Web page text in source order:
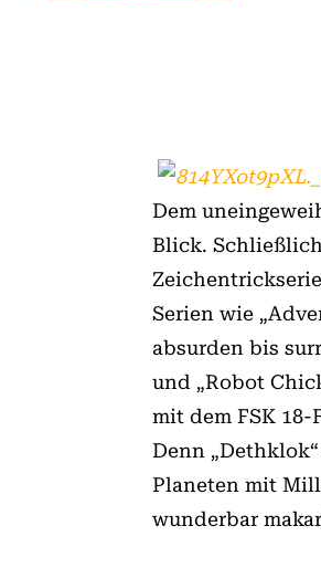
Dem
Blick.
Serien wie
absurden bis
und „Robot
mit dem FSK
Denn
Planeten mit
wunderbar